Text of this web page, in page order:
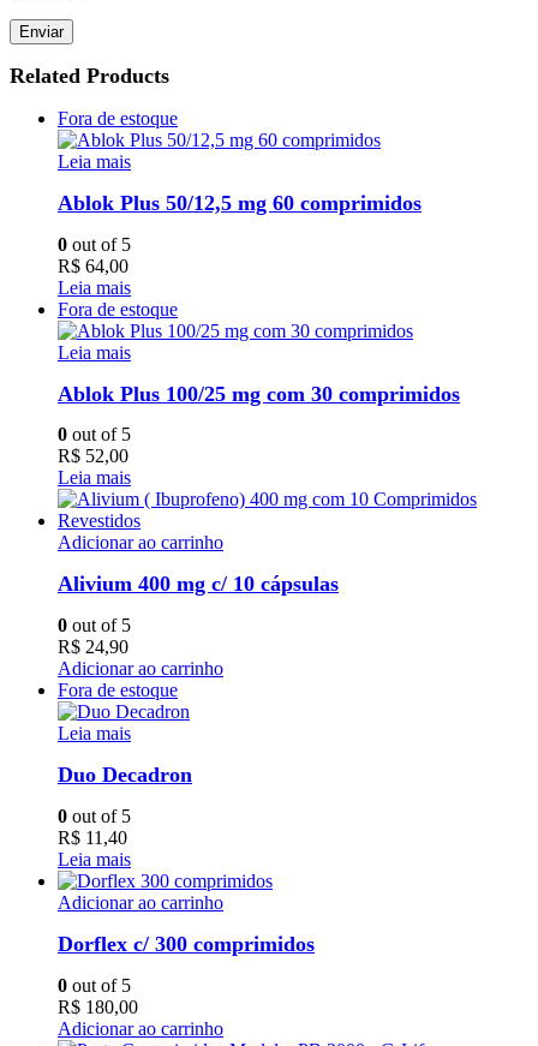
Related Products
Fora de estoque
Leia mais
Ablok Plus 50/12,5 mg 60 comprimidos
0 out of 5
R$ 64,00
Leia mais
Fora de estoque
Leia mais
Ablok Plus 100/25 mg com 30 comprimidos
0 out of 5
R$ 52,00
Leia mais
Adicionar ao carrinho
Alivium 400 mg c/ 10 cápsulas
0 out of 5
R$ 24,90
Adicionar ao carrinho
Fora de estoque
Leia mais
Duo Decadron
0 out of 5
R$ 11,40
Leia mais
Adicionar ao carrinho
Dorflex c/ 300 comprimidos
0 out of 5
R$ 180,00
Adicionar ao carrinho